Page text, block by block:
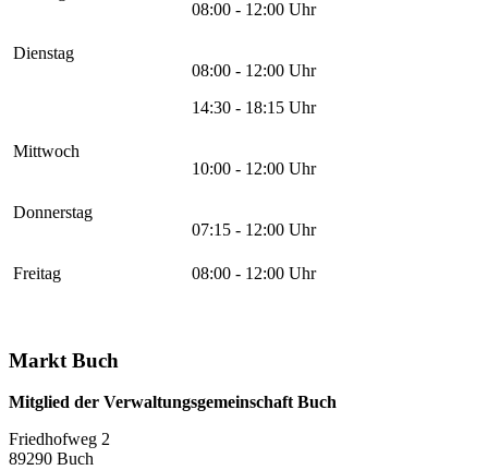
08:00 - 12:00 Uhr
Dienstag
08:00 - 12:00 Uhr
14:30 - 18:15 Uhr
Mittwoch
10:00 - 12:00 Uhr
Donnerstag
07:15 - 12:00 Uhr
Freitag 08:00 - 12:00 Uhr
Markt Buch
Mitglied der Verwaltungsgemeinschaft Buch
Friedhofweg 2
89290 Buch